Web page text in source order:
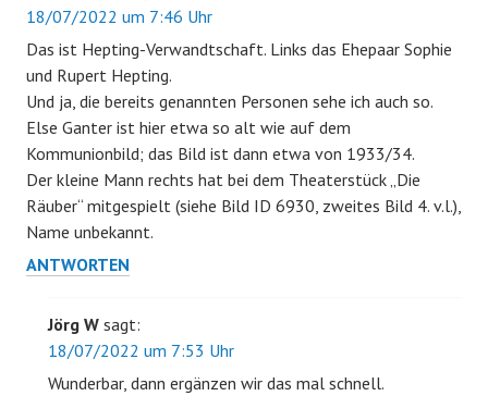
18/07/2022 um 7:46 Uhr
Das ist Hepting-Verwandtschaft. Links das Ehepaar Sophie
und Rupert Hepting.
Und ja, die bereits genannten Personen sehe ich auch so.
Else Ganter ist hier etwa so alt wie auf dem
Kommunionbild; das Bild ist dann etwa von 1933/34.
Der kleine Mann rechts hat bei dem Theaterstück „Die
Räuber“ mitgespielt (siehe Bild ID 6930, zweites Bild 4. v.l.),
Name unbekannt.
ANTWORTEN
Jörg W sagt:
18/07/2022 um 7:53 Uhr
Wunderbar, dann ergänzen wir das mal schnell.